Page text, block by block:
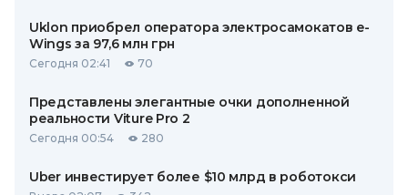
Uklon приобрел оператора электросамокатов e-
Wings за 97,6 млн грн
Сегодня 02:41 70
Представлены элегантные очки дополненной
реальности Viture Pro 2
Сегодня 00:54 280
Uber инвестирует более $10 млрд в роботокси